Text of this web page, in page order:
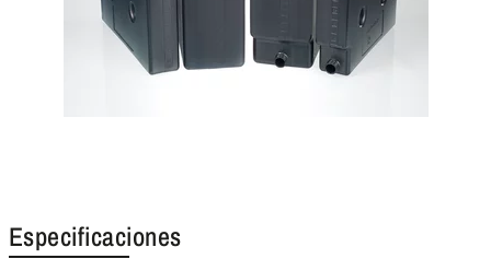
Especificaciones